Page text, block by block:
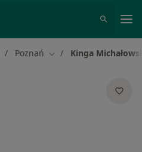
Poznań Zmień miasto
Kinga